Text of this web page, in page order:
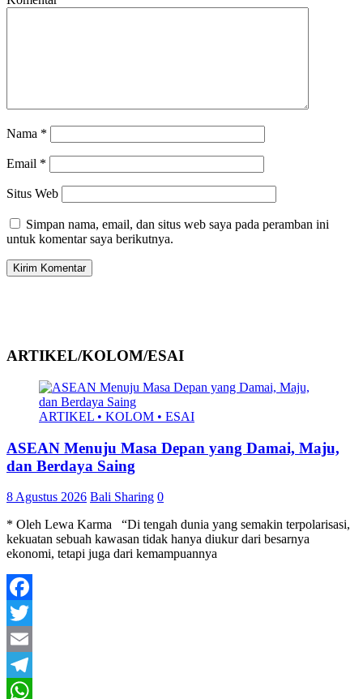
Nama *
Email *
Situs Web
Simpan nama, email, dan situs web saya pada peramban ini
untuk komentar saya berikutnya.
ARTIKEL/KOLOM/ESAI
ARTIKEL • KOLOM • ESAI
ASEAN Menuju Masa Depan yang Damai, Maju,
dan Berdaya Saing
8 Agustus 2026 Bali Sharing 0
* Oleh Lewa Karma “Di tengah dunia yang semakin terpolarisasi,
kekuatan sebuah kawasan tidak hanya diukur dari besarnya
ekonomi, tetapi juga dari kemampuannya
Facebook
Twitter
Email
Telegram